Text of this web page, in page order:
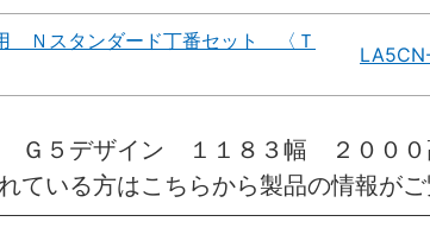
Ｎスタンダード丁番セット 〈Ｔ
Ｇ５デザイン １１８３幅 ２００
いる方はこちらから製品の情報が